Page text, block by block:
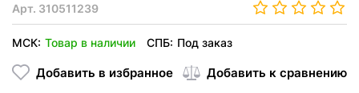
Арт. 310511239
МСК: Товар в наличии СПБ: Под заказ
Добавить в избранное Добавить к сравнению